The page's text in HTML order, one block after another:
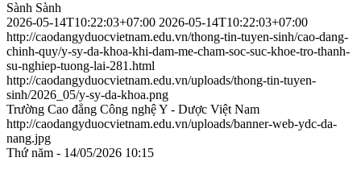
Sành Sành
2026-05-14T10:22:03+07:00 2026-05-14T10:22:03+07:00
http://caodangyduocvietnam.edu.vn/thong-tin-tuyen-sinh/cao-dang-
chinh-quy/y-sy-da-khoa-khi-dam-me-cham-soc-suc-khoe-tro-thanh-
su-nghiep-tuong-lai-281.html
http://caodangyduocvietnam.edu.vn/uploads/thong-tin-tuyen-
sinh/2026_05/y-sy-da-khoa.png
Trường Cao đẳng Công nghệ Y - Dược Việt Nam
http://caodangyduocvietnam.edu.vn/uploads/banner-web-ydc-da-
nang.jpg
Thứ năm - 14/05/2026 10:15